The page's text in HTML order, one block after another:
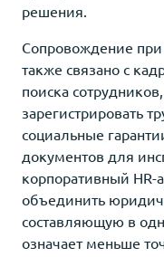
решения.
Сопровождение при
также связано с
поиска
зарегистрировать
социальные
документов для
корпоративный HR-
объединить
составляющую в
означает меньше